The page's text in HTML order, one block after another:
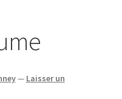
— Laisser un